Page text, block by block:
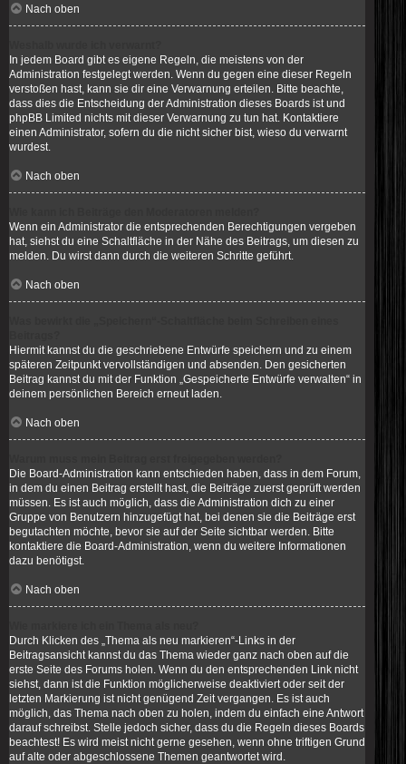
Nach oben
In jedem Board gibt es eigene Regeln, die meistens von der
Administration festgelegt werden. Wenn du gegen eine dieser Regeln
verstoßen hast, kann sie dir eine Verwarnung erteilen. Bitte beachte,
dass dies die Entscheidung der Administration dieses Boards ist und
phpBB Limited nichts mit dieser Verwarnung zu tun hat. Kontaktiere
einen Administrator, sofern du die nicht sicher bist, wieso du verwarnt
wurdest.
Nach oben
Wenn ein Administrator die entsprechenden Berechtigungen vergeben
hat, siehst du eine Schaltfläche in der Nähe des Beitrags, um diesen zu
melden. Du wirst dann durch die weiteren Schritte geführt.
Nach oben
Hiermit kannst du die geschriebene Entwürfe speichern und zu einem
späteren Zeitpunkt vervollständigen und absenden. Den gesicherten
Beitrag kannst du mit der Funktion „Gespeicherte Entwürfe verwalten“ in
deinem persönlichen Bereich erneut laden.
Nach oben
Die Board-Administration kann entschieden haben, dass in dem Forum,
in dem du einen Beitrag erstellt hast, die Beiträge zuerst geprüft werden
müssen. Es ist auch möglich, dass die Administration dich zu einer
Gruppe von Benutzern hinzugefügt hat, bei denen sie die Beiträge erst
begutachten möchte, bevor sie auf der Seite sichtbar werden. Bitte
kontaktiere die Board-Administration, wenn du weitere Informationen
dazu benötigst.
Nach oben
Durch Klicken des „Thema als neu markieren“-Links in der
Beitragsansicht kannst du das Thema wieder ganz nach oben auf die
erste Seite des Forums holen. Wenn du den entsprechenden Link nicht
siehst, dann ist die Funktion möglicherweise deaktiviert oder seit der
letzten Markierung ist nicht genügend Zeit vergangen. Es ist auch
möglich, das Thema nach oben zu holen, indem du einfach eine Antwort
darauf schreibst. Stelle jedoch sicher, dass du die Regeln dieses Boards
beachtest! Es wird meist nicht gerne gesehen, wenn ohne triftigen Grund
auf alte oder abgeschlossene Themen geantwortet wird.